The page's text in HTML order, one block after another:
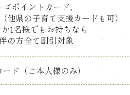
ゴポイントカード、
他県の子育て支援カードも可）
か1名様でもお持ちなら
の方全て割引対象
ド（ご本人様のみ）